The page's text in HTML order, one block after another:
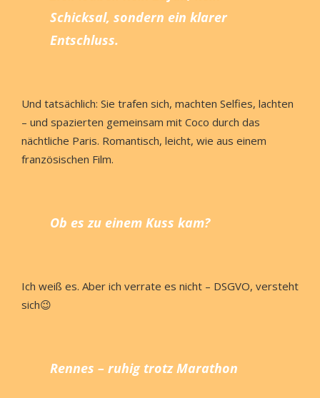
Schicksal, sondern ein klarer
Entschluss.
Und tatsächlich: Sie trafen sich, machten Selfies, lachten
– und spazierten gemeinsam mit Coco durch das
nächtliche Paris. Romantisch, leicht, wie aus einem
französischen Film.
Ob es zu einem Kuss kam?
Ich weiß es. Aber ich verrate es nicht – DSGVO, versteht
sich😉
Rennes – ruhig trotz Marathon